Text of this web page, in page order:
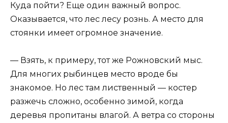
Куда пойти? Еще один важный вопрос.
Оказывается, что лес лесу рознь. А место для
стоянки имеет огромное значение.
— Взять, к примеру, тот же Рожновский мыс.
Для многих рыбинцев место вроде бы
знакомое. Но лес там лиственный — костер
разжечь сложно, особенно зимой, когда
деревья пропитаны влагой. А ветра со стороны